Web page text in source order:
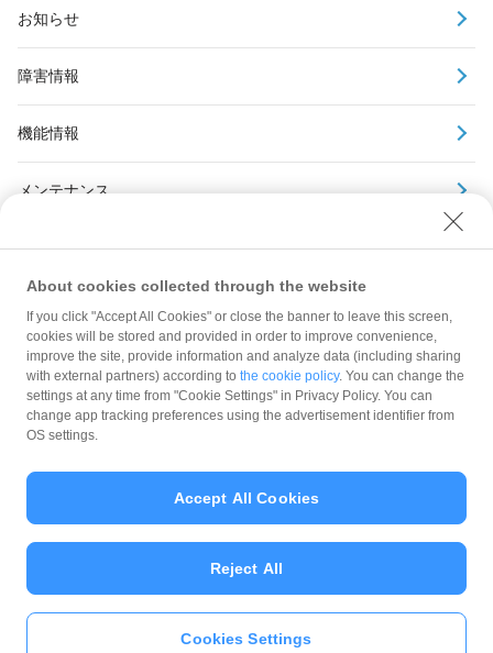
お知らせ
障害情報
機能情報
メンテナンス
規約
ガイドライン
About cookies collected through the website
If you click "Accept All Cookies" or close the banner to leave this screen,
cookies will be stored and provided in order to improve convenience,
improve the site, provide information and analyze data (including sharing
with external partners) according to the cookie policy. You can change the
settings at any time from "Cookie Settings" in Privacy Policy. You can
change app tracking preferences using the advertisement identifier from
OS settings.
Cookies Settings
Reject All
Accept All Cookies